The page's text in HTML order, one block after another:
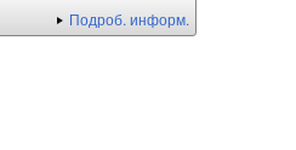
Подроб. информ.